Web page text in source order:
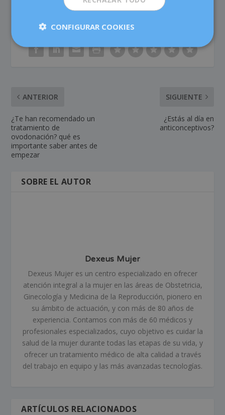
COMPARTIR: VALORACIÓN:
ANTERIOR
¿Te han recomendado un
tratamiento de
ovodonación? qué es
importante saber antes de
empezar
SIGUIENTE
¿Estás al día en
anticonceptivos?
SOBRE EL AUTOR
Dexeus Mujer
Dexeus Mujer es un centro especializado en ofrecer
atención integral a la mujer en las áreas de Obstetricia,
Ginecología y Medicina de la Reproducción, pionero en
su ámbito de actuación, y con más de 80 años de
experiencia. Contamos con más de 60 médicos y
profesionales especializados, cuyo objetivo es cuidar la
salud de la mujer durante todas las etapas de su vida, y
ofrecer un tratamiento médico de alta calidad a través
del trabajo en equipo y las más avanzadas tecnologías.
ARTÍCULOS RELACIONADOS
CONFIGURAR COOKIES